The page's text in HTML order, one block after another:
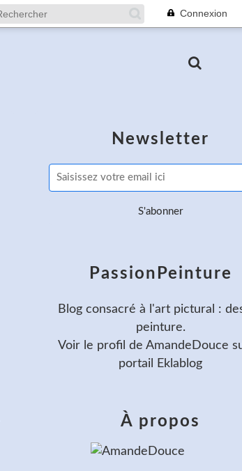
Connexion
Newsletter
PassionPeinture
Blog consacré à l'art pictural :
peinture.
Voir le profil de AmandeDouce
portail Eklablog
À propos